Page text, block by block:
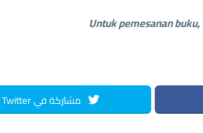
Untuk pemesanan
مشاركة في Twitter